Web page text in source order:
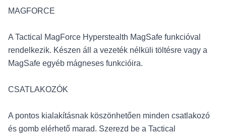
MAGFORCE
A Tactical MagForce Hyperstealth MagSafe funkcióval
rendelkezik. Készen áll a vezeték nélküli töltésre vagy a
MagSafe egyéb mágneses funkcióira.
CSATLAKOZÓK
A pontos kialakításnak köszönhetően minden csatlakozó
és gomb elérhető marad. Szerezd be a Tactical